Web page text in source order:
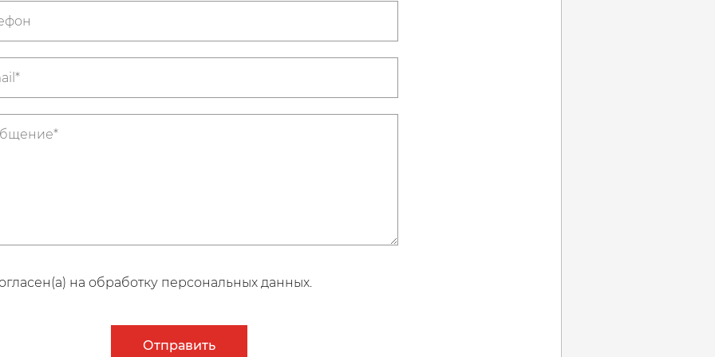
на обработку персональных данных.
Отправить